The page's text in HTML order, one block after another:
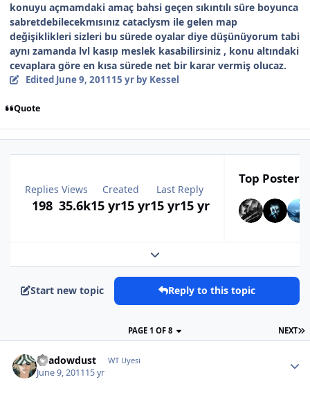
konuyu açmamdaki amaç bahsi geçen sıkıntılı süre boyunca
sabretdebilecekmısınız cataclysm ile gelen map
değişiklikleri sizleri bu sürede oyalar diye düşünüyorum tabi
aynı zamanda lvl kasıp meslek kasabilirsiniz , konu altındaki
cevaplara göre en kısa sürede net bir karar vermiş olucaz.
Edited June 9, 201115 yrby Kessel
Quote
Replies
198
Views
35.6k
Created
15 yr15 yr
Last Reply
15 yr15 yr
Top Posters
Expand topic overview
Start new topic Reply to this topic
NEXT
PAGE 1 OF 8
Shadowdust WT Uyesi
June 9, 201115 yr